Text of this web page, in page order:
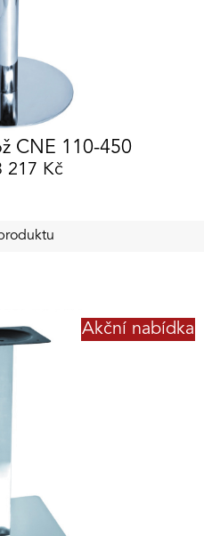
CNE 110-450
217 Kč
Akční nabídka